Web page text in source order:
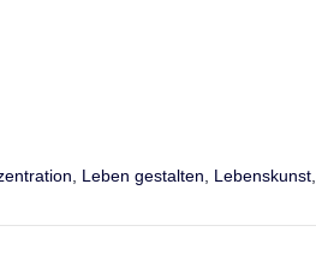
, Leben gestalten, Lebenskunst,